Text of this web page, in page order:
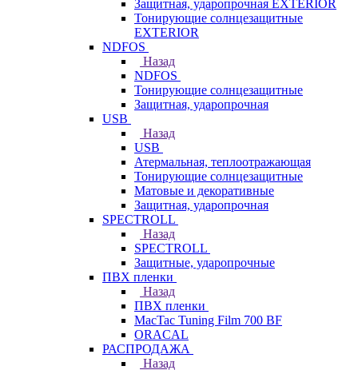
Защитная, ударопрочная EXTERIOR
Тонирующие солнцезащитные
EXTERIOR
NDFOS
Назад
NDFOS
Тонирующие солнцезащитные
Защитная, ударопрочная
USB
Назад
USB
Атермальная, теплоотражающая
Тонирующие солнцезащитные
Матовые и декоративные
Защитная, ударопрочная
SPECTROLL
Назад
SPECTROLL
Защитные, ударопрочные
ПВХ пленки
Назад
ПВХ пленки
MacTac Tuning Film 700 BF
ORACAL
РАСПРОДАЖА
Назад